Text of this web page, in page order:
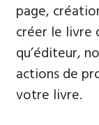
page,
créer le livre
qu’éditeur,
actions de
votre livre.